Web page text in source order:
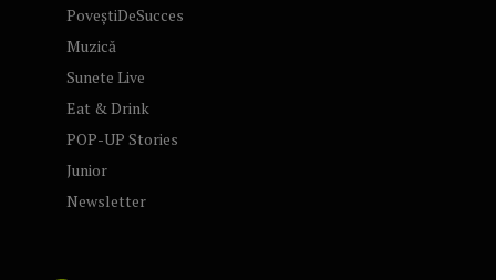
PoveștiDeSucces
Muzică
Sunete Live
Eat & Drink
POP-UP Stories
Junior
Newsletter